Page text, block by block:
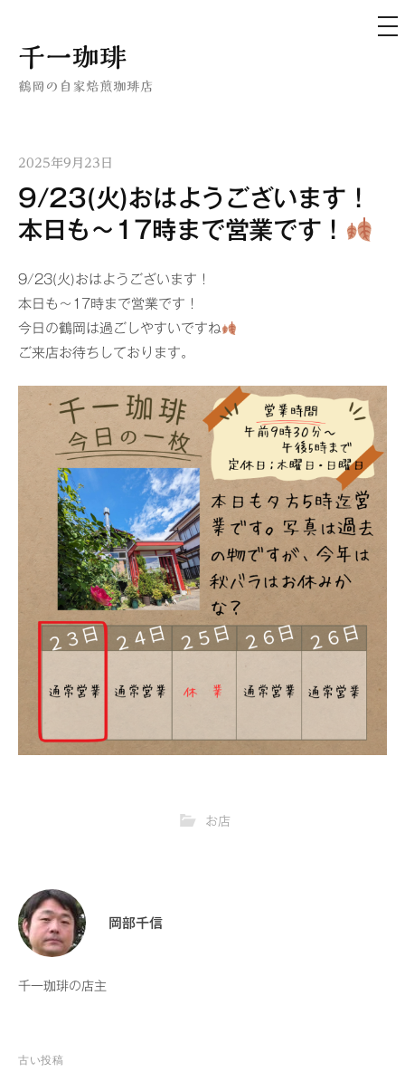
コ
ン
ス
キ
プ
千一珈琲
鶴岡の自家焙煎珈琲店
メ
ニ
2025年9月23日
9/23(火)おはようございます！
本日も〜17時まで営業です！
9/23(火)おはようございます！
本日も〜17時まで営業です！
今日の鶴岡は過ごしやすいですね
ご来店お待ちしております。
お店
岡部千信
千一珈琲の店主
投
古い投稿